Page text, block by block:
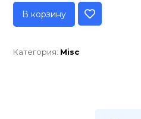
В корзину
Категория: Misc